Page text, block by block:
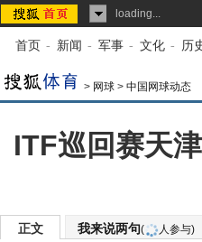
loading...
首页 - 新闻 - 军事 - 文化 - 历
> 网球 > 中国网球动态
ITF巡回赛天
正文 我来说两句( 人参与)